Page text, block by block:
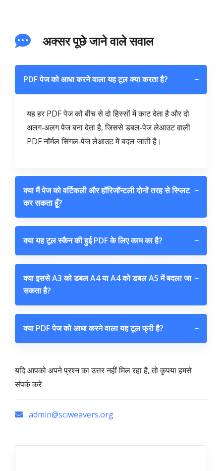
अक्सर पूछे जाने वाले सवाल
PDF पेज को आधा करने वाला यह टूल क्या करता है? −
यह हर PDF पेज को बीच से दो हिस्सों में काट देता है और दो
अलग‑अलग पेज बना देता है, जिससे डबल‑पेज लेआउट वाली
PDF नॉर्मल सिंगल‑पेज लेआउट में बदल जाती है।
क्या मैं पेज को वर्टिकली और हॉरिजॉन्टली दोनों तरह से स्प्लिट
कर सकता हूँ?
−
क्या यह टूल स्कैन की हुई PDF के लिए काम का है? −
क्या इससे A3 को डबल A4 या A4 को डबल A5 में बदला जा
सकता है?
−
क्या PDF पेज को आधा करने वाला यह टूल फ्री है? −
यदि आपको अपने प्रश्न का उत्तर नहीं मिल रहा है, तो कृपया हमसे
संपर्क करें
admin@sciweavers.org